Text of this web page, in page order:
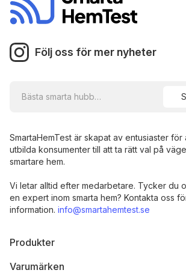
Produkter
Varumärken
Följ oss för mer nyheter
SmartaHemTest är skapat av entusiaster för
utbilda konsumenter till att ta rätt val på
smartare hem.
Vi letar alltid efter medarbetare. Tycker du
en expert inom smarta hem? Kontakta oss
information. info@smartahemtest.se